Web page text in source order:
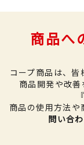
商品へ
コープ商品は、
商品開発や改善
商品の使用方法
問い合